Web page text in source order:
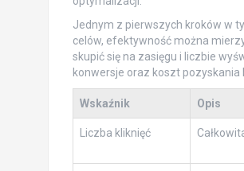
Jednym z pierwszych kroków w
celów, efektywność można
skupić się na zasięgu i liczbie
konwersje oraz koszt pozyskania
Wskaźnik Opis
Liczba kliknięć